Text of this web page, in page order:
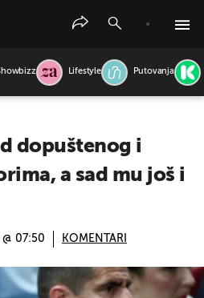
Lifestyle Putovanja
dopuštenog i
a sad mu još i
07:50 KOMENTARI